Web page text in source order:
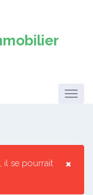
×
, il se pourrait